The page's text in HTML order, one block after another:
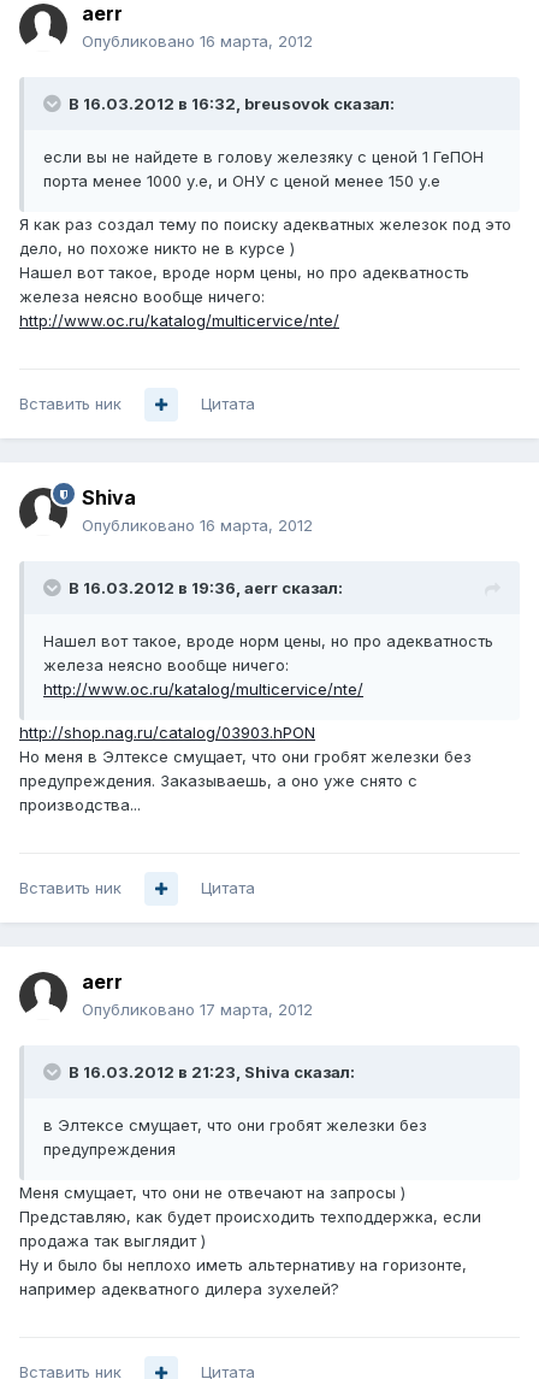
aerr
Опубликовано 16 марта, 2012
В 16.03.2012 в 16:32, breusovok сказал:
если вы не найдете в голову железяку с ценой 1 ГеПОН
порта менее 1000 у.е, и ОНУ с ценой менее 150 у.е
Я как раз создал тему по поиску адекватных железок под это
дело, но похоже никто не в курсе )
Нашел вот такое, вроде норм цены, но про адекватность
железа неясно вообще ничего:
http://www.oc.ru/katalog/multicervice/nte/
Вставить ник Цитата
Shiva
Опубликовано 16 марта, 2012
В 16.03.2012 в 19:36, aerr сказал:
Нашел вот такое, вроде норм цены, но про адекватность
железа неясно вообще ничего:
http://www.oc.ru/katalog/multicervice/nte/
http://shop.nag.ru/catalog/03903.hPON
Но меня в Элтексе смущает, что они гробят железки без
предупреждения. Заказываешь, а оно уже снято с
производства...
Вставить ник Цитата
aerr
Опубликовано 17 марта, 2012
В 16.03.2012 в 21:23, Shiva сказал:
в Элтексе смущает, что они гробят железки без
предупреждения
Меня смущает, что они не отвечают на запросы )
Представляю, как будет происходить техподдержка, если
продажа так выглядит )
Ну и было бы неплохо иметь альтернативу на горизонте,
например адекватного дилера зухелей?
Вставить ник Цитата